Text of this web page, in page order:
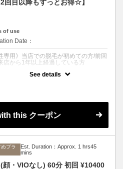
ら、太毛～うぶ毛、白髪にも効果抜群
脱毛機《LUMIX-A9X》で、お肌を美し
ながら、お得に脱毛したい方は是非ご
ださい。
自身でシェービングをしてからご来
さい。
回目以降もずっとお得☆】
of use
Date：
専用》当店での脱毛が初めての方/前回
店から1年以上経過している方
、1回目ご来店から90日以内のご予約
やるなら最初だけじゃなく２回目以降
とお得に通いませんか？
脱毛機は肌へのダメージを最小限に抑
しぶとい髭やVIOの毛には爆抜けモー
回目から効果実感することも？！
ながら、お得に脱毛したい方は是非ご
See details
this クーポン
プラ
Est. Duration：Approx. 1 hrs45
mins
(顔・VIOなし) 60分 初回 ¥10400